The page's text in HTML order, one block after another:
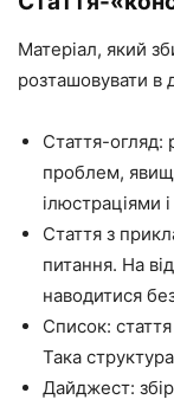
Матеріал, який
розташовувати в
Стаття-огляд:
проблем, явищ
ілюстраціями і
Стаття з
питання. На
наводитися
Список:
Така
Дайджест: